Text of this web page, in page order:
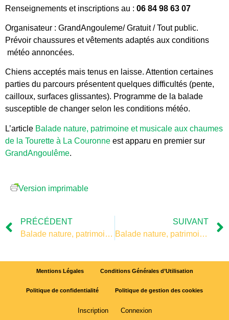
Renseignements et inscriptions au : 06 84 98 63 07
Organisateur : GrandAngouleme/ Gratuit / Tout public.
Prévoir chaussures et vêtements adaptés aux conditions
météo annoncées.
Chiens acceptés mais tenus en laisse. Attention certaines
parties du parcours présentent quelques difficultés (pente,
cailloux, surfaces glissantes). Programme de la balade
susceptible de changer selon les conditions météo.
L’article Balade nature, patrimoine et musicale aux chaumes
de la Tourette à La Couronne est apparu en premier sur
GrandAngoulême.
Version imprimable
PRÉCÉDENT
Balade nature, patrimoine et musicale aux chaumes de la Tourette à La Couronne
SUIVANT
Balade nature, patrimoine et musicale aux chaumes de la Tourette à La Couronne
Mentions Légales Conditions Générales d’Utilisation
Politique de confidentialité Politique de gestion des cookies
Inscription Connexion